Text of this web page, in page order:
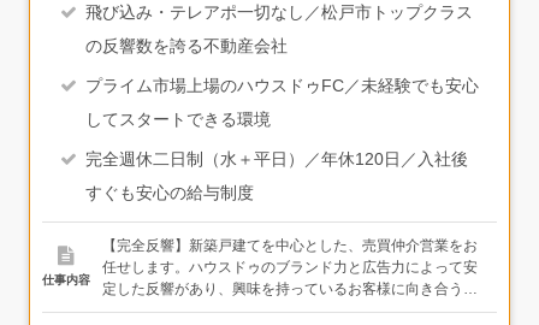
飛び込み・テレアポ一切なし／松戸市トップクラス
の反響数を誇る不動産会社
プライム市場上場のハウスドゥFC／未経験でも安心
してスタートできる環境
完全週休二日制（水＋平日）／年休120日／入社後
すぐも安心の給与制度
仕事内容
【完全反響】新築戸建てを中心とした、売買仲介営業をお
任せします。ハウスドゥのブランド力と広告力によって安
定した反響があり、興味を持っているお客様に向き合うこ
とができます。＜具体的には＞・お問い合わせいただいた